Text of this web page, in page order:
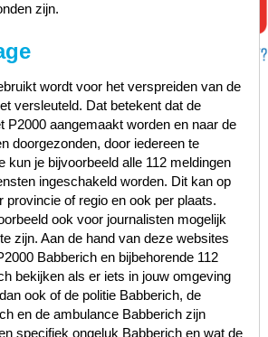
zijn.
wordt voor het verspreiden van de
versleuteld. Dat betekent dat de
P2000 aangemaakt worden en naar de
doorgezonden, door iedereen te
kun je bijvoorbeeld alle 112 meldingen
ingeschakeld worden. Dit kan op
provincie of regio en ook per plaats.
ook voor journalisten mogelijk
zijn. Aan de hand van deze websites
Babberich en bijbehorende 112
bekijken als er iets in jouw omgeving
ook of de politie Babberich, de
en de ambulance Babberich zijn
specifiek ongeluk Babberich en wat de